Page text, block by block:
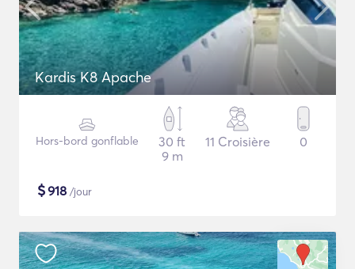
Kardis K8 Apache
Hors-bord gonflable
30 ft
9 m
11 Croisière 0
$918 /jour